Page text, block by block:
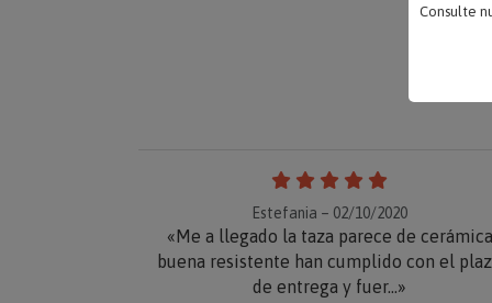
Estefania – 02/10/2020
«Me a llegado la taza parece de cerámica
buena resistente han cumplido con el
de entrega y fuer...»
Consulte